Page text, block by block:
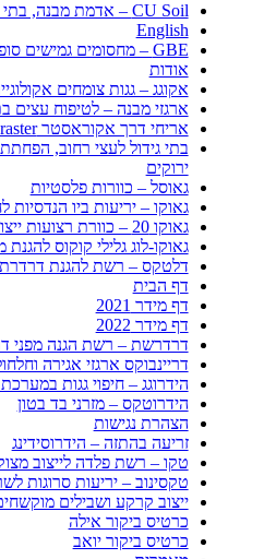
CU Soil – אדמת מבנה, בתי גידול לעצי רחוב
English
GBE – מחסומים גמישים סופגי אנרגיה
אודות
אקוגג – גגות צומחים
ארגזי מבנה – לטיפוח עצים
אריחי דרך אקוראסטר Ecoraster
בתי גידול לעצי רחוב, הפחתת
ירוקים
גאוסל – כוורות פלסטיות
גאוקו – יריעות ביו הנדסיות
גאוקו 20 – כוורת רצועות ייצוב
גאוקו-לוג גלילי קוקוס להגנת
דלטקס – רשת להגנת
דף הבית
דף מידר 2021
דף מידר 2022
דרדרשת – רשת הגנה מפני
דריינבוקס ארגזי אגירה
הידרוגג – חיפוי גגות
הידרוטקס – מזרני בד בטון
הצהרת נגישות
זריעה בהתזה – הידרוסידינג
טקו – רשת פלדה לייצוב
טקסינוב – יריעות סרוגות
ייצוב קרקע ושבילים
כרטיס ביקור אילה
כרטיס ביקור יואב